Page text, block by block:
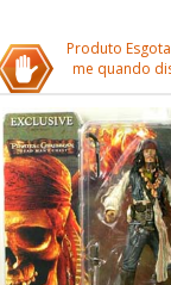
Produto
me quando